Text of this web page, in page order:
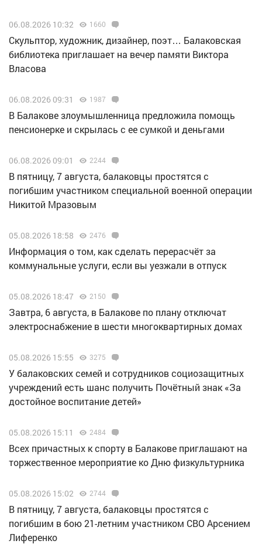
06.08.2026 10:32 1660
Скульптор, художник, дизайнер, поэт… Балаковская
библиотека приглашает на вечер памяти Виктора
Власова
06.08.2026 09:31 1987
В Балакове злоумышленница предложила помощь
пенсионерке и скрылась с ее сумкой и деньгами
06.08.2026 09:01 2244
В пятницу, 7 августа, балаковцы простятся с
погибшим участником специальной военной операции
Никитой Мразовым
05.08.2026 18:58 2476
Информация о том, как сделать перерасчёт за
коммунальные услуги, если вы уезжали в отпуск
05.08.2026 18:47 2150
Завтра, 6 августа, в Балакове по плану отключат
электроснабжение в шести многоквартирных домах
05.08.2026 15:55 3275
У балаковских семей и сотрудников социозащитных
учреждений есть шанс получить Почётный знак «За
достойное воспитание детей»
05.08.2026 15:11 2484
Всех причастных к спорту в Балакове приглашают на
торжественное мероприятие ко Дню физкультурника
05.08.2026 15:02 2744
В пятницу, 7 августа, балаковцы простятся с
погибшим в бою 21-летним участником СВО Арсением
Лиференко